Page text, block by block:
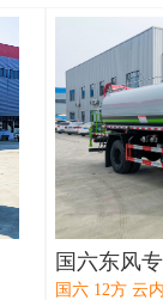
国六东风
国六 12方 云